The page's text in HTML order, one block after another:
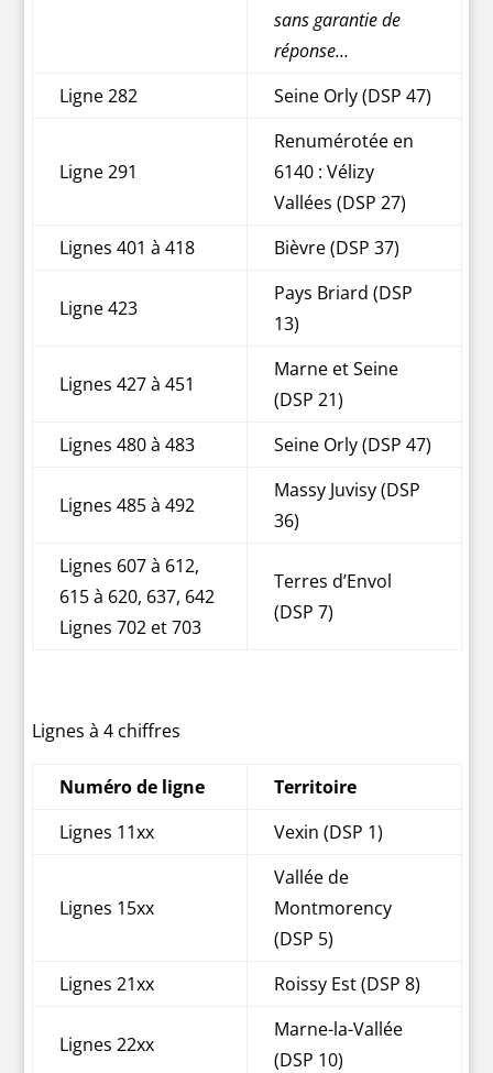
sans garantie de
réponse…
Ligne 282
Seine Orly (DSP 47)
Ligne 291
Renumérotée en
6140 : Vélizy
Vallées (DSP 27)
Lignes 401 à 418
Bièvre (DSP 37)
Ligne 423
Pays Briard (DSP
13)
Lignes 427 à 451
Marne et Seine
(DSP 21)
Lignes 480 à 483
Seine Orly (DSP 47)
Lignes 485 à 492
Massy Juvisy (DSP
36)
Lignes 607 à 612,
615 à 620, 637, 642
Lignes 702 et 703
Terres d’Envol
(DSP 7)
Lignes à 4 chiffres
Numéro de ligne
Territoire
Lignes 11xx
Vexin (DSP 1)
Lignes 15xx
Vallée de
Montmorency
(DSP 5)
Lignes 21xx
Roissy Est (DSP 8)
Lignes 22xx
Marne-la-Vallée
(DSP 10)